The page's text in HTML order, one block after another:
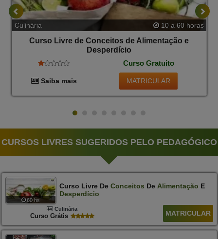
Culinária 10 a 60 horas
Curso Livre de Conceitos de Alimentação e
Desperdício
Curso Gratuito
Saiba mais MATRICULAR
CURSOS LIVRES SUGERIDOS PELO PEDAGÓGICO
60 hs
Curso Livre De Conceitos De Alimentação E
Desperdício
Culinária
Curso Grátis MATRICULAR